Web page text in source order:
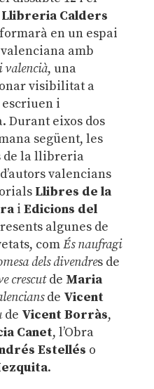
Llibreria Calders
en un espai
amb
valencià, una
visibilitat a
i
Durant eixos dos
següent, les
de la llibreria
valencians
Llibres de la
i Edicions del
algunes de
comÉs naufragi
dels divendres de
crescutde Maria
de Vicent
de Vicent Borràs,
Canet, l’Obra
Estellés o
.